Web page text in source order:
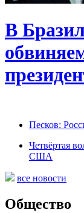
В
Песков:
Четвёртая
США
все новости
Общество